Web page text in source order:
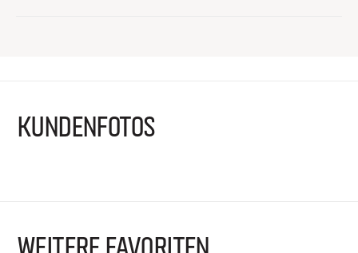
KUNDENFOTOS
WEITERE FAVORITEN